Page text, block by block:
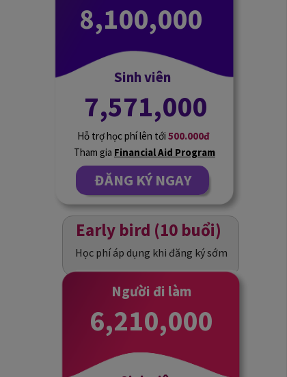
Học phí áp dụng khi đăng ký sớm
Early bird (10 buổi)
6,210,000
Người đi làm
Sinh viên
7,571,000
ĐĂNG KÝ NGAY
8,100,000
Hỗ trợ học phí lên tới 500.000đ
Tham gia Financial Aid Program